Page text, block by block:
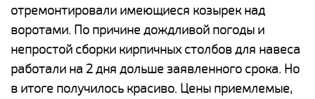
отремонтировали имеющиеся козырек над
воротами. По причине дождливой погоды и
непростой сборки кирпичных столбов для навеса
работали на 2 дня дольше заявленного срока. Но
в итоге получилось красиво. Цены приемлемые,